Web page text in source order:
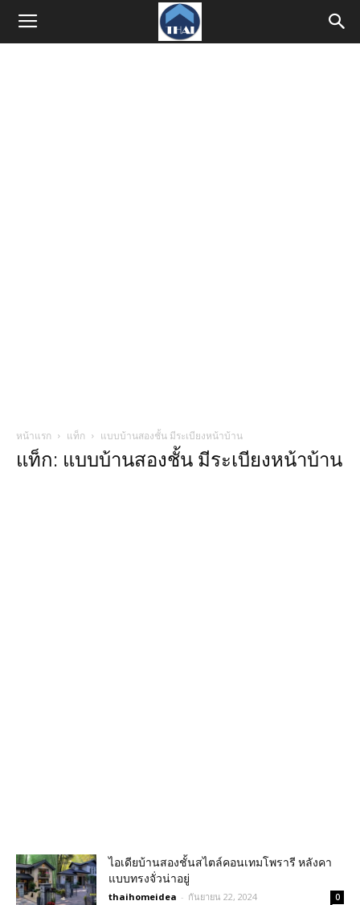
หน้าแรก แท็ก แบบบ้านสองชั้น มีระเบียงหน้าบ้าน
แท็ก: แบบบ้านสองชั้น มีระเบียงหน้าบ้าน
ไอเดียบ้านสองชั้นสไตล์คอนเทมโพรารี หลังคา
แบบทรงจั่วน่าอยู่
thaihomeidea - กันยายน 22, 2024 0